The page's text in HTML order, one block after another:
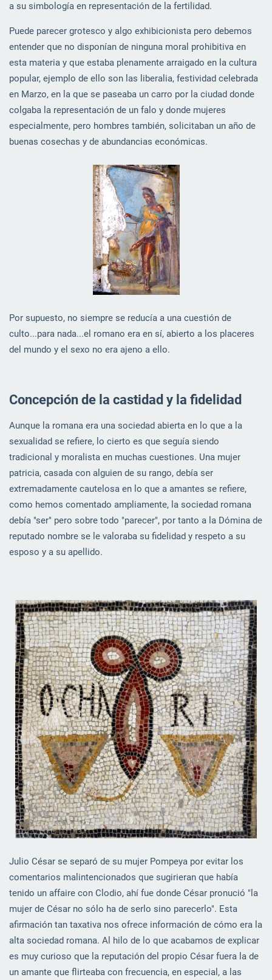
a su simbología en representación de la fertilidad.
Puede parecer grotesco y algo exhibicionista pero debemos
entender que no disponían de ninguna moral prohibitiva en
esta materia y que estaba plenamente arraigado en la cultura
popular, ejemplo de ello son las liberalia, festividad celebrada
en Marzo, en la que se paseaba un carro por la ciudad donde
colgaba la representación de un falo y donde mujeres
especialmente, pero hombres también, solicitaban un año de
buenas cosechas y de abundancias económicas.
Por supuesto, no siempre se reducía a una cuestión de
culto...para nada...el romano era en sí, abierto a los placeres
del mundo y el sexo no era ajeno a ello.
Concepción de la castidad y la fidelidad
Aunque la romana era una sociedad abierta en lo que a la
sexualidad se refiere, lo cierto es que seguía siendo
tradicional y moralista en muchas cuestiones. Una mujer
patricia, casada con alguien de su rango, debía ser
extremadamente cautelosa en lo que a amantes se refiere,
como hemos comentado ampliamente, la sociedad romana
debía "ser" pero sobre todo "parecer", por tanto a la Dómina de
reputado nombre se le valoraba su fidelidad y respeto a su
esposo y a su apellido.
Julio César se separó de su mujer Pompeya por evitar los
comentarios malintencionados que sugirieran que había
tenido un affaire con Clodio, ahí fue donde César pronució "la
mujer de César no sólo ha de serlo sino parecerlo". Esta
afirmación tan taxativa nos ofrece información de cómo era la
alta sociedad romana. Al hilo de lo que acabamos de explicar
es muy curioso que la reputación del propio César fuera la de
un amante que flirteaba con frecuencia, en especial, a las